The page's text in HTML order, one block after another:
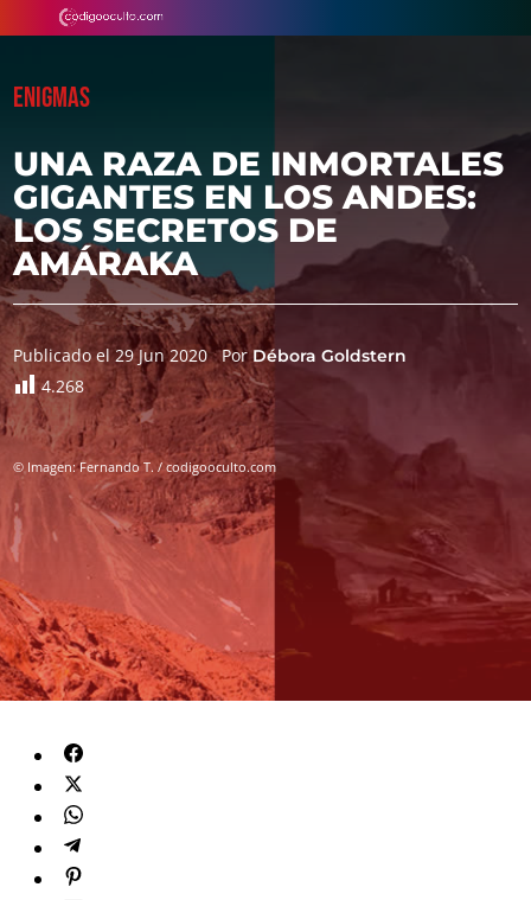
ENIGMAS
UNA RAZA DE INMORTALES
GIGANTES EN LOS ANDES:
LOS SECRETOS DE
AMÁRAKA
Publicado el 29 Jun 2020 PorDébora Goldstern
4.268
© Imagen: Fernando T. / codigooculto.com